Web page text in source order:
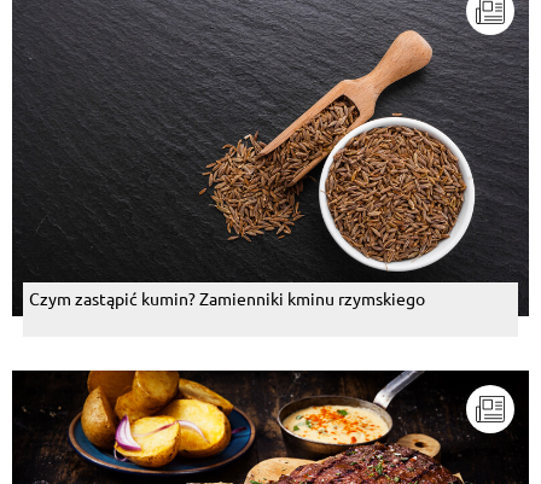
Czym zastąpić kumin? Zamienniki kminu rzymskiego